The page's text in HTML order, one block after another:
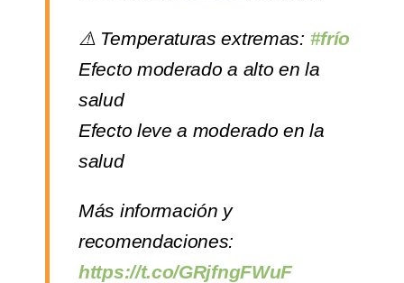
⚠️ Temperaturas extremas: #frío
Efecto moderado a alto en la
salud
Efecto leve a moderado en la
salud
Más información y
recomendaciones:
https://t.co/GRjfngFWuF